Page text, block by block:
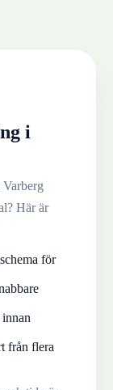
i
Varberg
Här är
för
från flera